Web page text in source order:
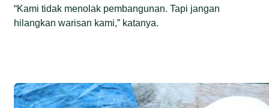
“Kami tidak menolak pembangunan. Tapi jangan
hilangkan warisan kami,” katanya.